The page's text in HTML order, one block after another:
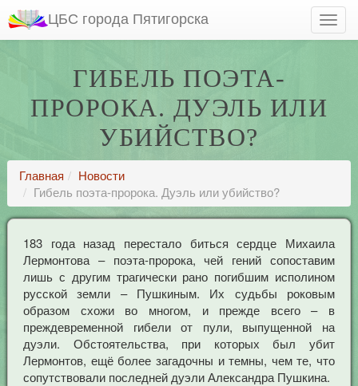
ЦБС города Пятигорска
ГИБЕЛЬ ПОЭТА-
ПРОРОКА. ДУЭЛЬ ИЛИ
УБИЙСТВО?
Главная
Новости
Гибель поэта-пророка. Дуэль или убийство?
183 года назад перестало биться сердце Михаила
Лермонтова – поэта-пророка, чей гений сопоставим
лишь с другим трагически рано погибшим исполином
русской земли – Пушкиным. Их судьбы роковым
образом схожи во многом, и прежде всего – в
преждевременной гибели от пули, выпущенной на
дуэли. Обстоятельства, при которых был убит
Лермонтов, ещё более загадочны и темны, чем те, что
сопутствовали последней дуэли Александра Пушкина.